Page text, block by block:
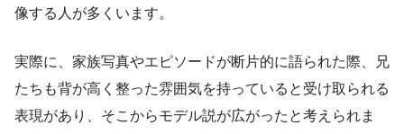
像する人が多くいます。
実際に、家族写真やエピソードが断片的に語られた際、兄
たちも背が高く整った雰囲気を持っていると受け取られる
表現があり、そこからモデル説が広がったと考えられま